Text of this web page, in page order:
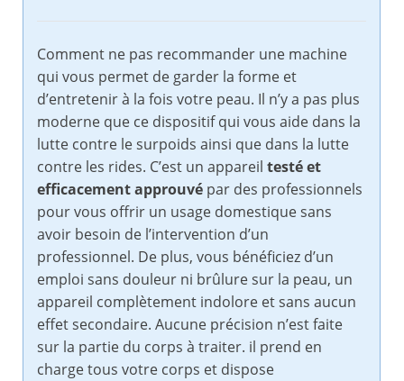
Comment ne pas recommander une machine
qui vous permet de garder la forme et
d’entretenir à la fois votre peau. Il n’y a pas plus
moderne que ce dispositif qui vous aide dans la
lutte contre le surpoids ainsi que dans la lutte
contre les rides. C’est un appareil testé et
efficacement approuvé par des professionnels
pour vous offrir un usage domestique sans
avoir besoin de l’intervention d’un
professionnel. De plus, vous bénéficiez d’un
emploi sans douleur ni brûlure sur la peau, un
appareil complètement indolore et sans aucun
effet secondaire. Aucune précision n’est faite
sur la partie du corps à traiter. il prend en
charge tous votre corps et dispose